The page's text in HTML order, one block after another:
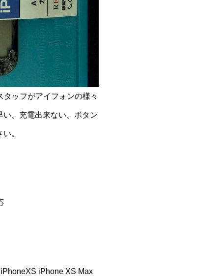
ッフがアイフォンの様々
、充電出来ない、ボタン
。
iPhone XS Max